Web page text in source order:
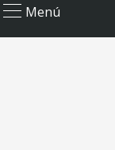
Menú